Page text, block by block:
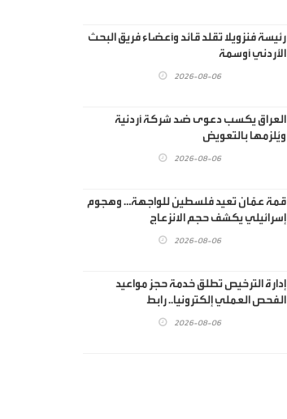
رئيسة فنزويلا تقلد قائد وأعضاء فريق البحث
الأردني أوسمة
2026-08-06
العراق يكسب دعوى ضد شركة أردنية
ويُلزمها بالتعويض
2026-08-06
قمة عمّان تعيد فلسطين للواجهة… وهجوم
إسرائيلي يكشف حجم الانزعاج
2026-08-06
إدارة الترخيص تطلق خدمة حجز مواعيد
الفحص العملي إلكترونيا.. رابط
2026-08-06